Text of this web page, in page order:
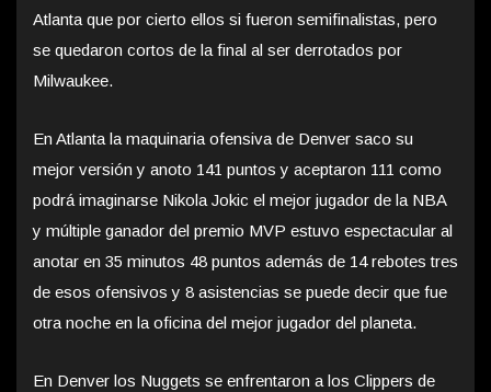
Atlanta que por cierto ellos si fueron semifinalistas, pero
se quedaron cortos de la final al ser derrotados por
Milwaukee.
En Atlanta la maquinaria ofensiva de Denver saco su
mejor versión y anoto 141 puntos y aceptaron 111 como
podrá imaginarse Nikola Jokic el mejor jugador de la NBA
y múltiple ganador del premio MVP estuvo espectacular al
anotar en 35 minutos 48 puntos además de 14 rebotes tres
de esos ofensivos y 8 asistencias se puede decir que fue
otra noche en la oficina del mejor jugador del planeta.
En Denver los Nuggets se enfrentaron a los Clippers de